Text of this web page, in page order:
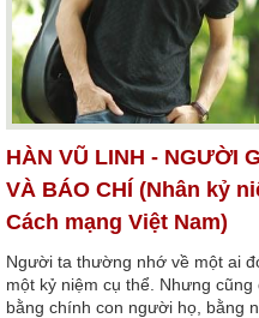
HÀN VŨ LINH - NGƯỜI
VÀ BÁO CHÍ (Nhân kỷ
Cách mạng Việt Nam)
Người ta thường nhớ về một ai
một kỷ niệm cụ thể. Nhưng
bằng chính con người họ, bằng